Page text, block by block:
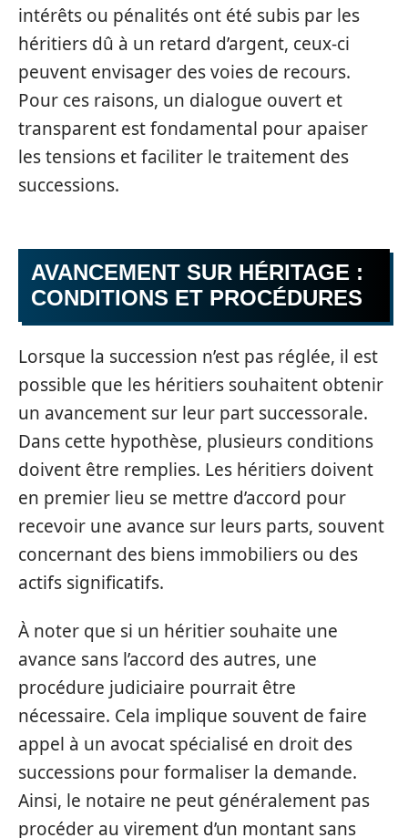
intérêts ou pénalités ont été subis par les
héritiers dû à un retard d’argent, ceux-ci
peuvent envisager des voies de recours.
Pour ces raisons, un dialogue ouvert et
transparent est fondamental pour apaiser
les tensions et faciliter le traitement des
successions.
AVANCEMENT SUR HÉRITAGE :
CONDITIONS ET PROCÉDURES
Lorsque la succession n’est pas réglée, il est
possible que les héritiers souhaitent obtenir
un avancement sur leur part successorale.
Dans cette hypothèse, plusieurs conditions
doivent être remplies. Les héritiers doivent
en premier lieu se mettre d’accord pour
recevoir une avance sur leurs parts, souvent
concernant des biens immobiliers ou des
actifs significatifs.
À noter que si un héritier souhaite une
avance sans l’accord des autres, une
procédure judiciaire pourrait être
nécessaire. Cela implique souvent de faire
appel à un avocat spécialisé en droit des
successions pour formaliser la demande.
Ainsi, le notaire ne peut généralement pas
procéder au virement d’un montant sans